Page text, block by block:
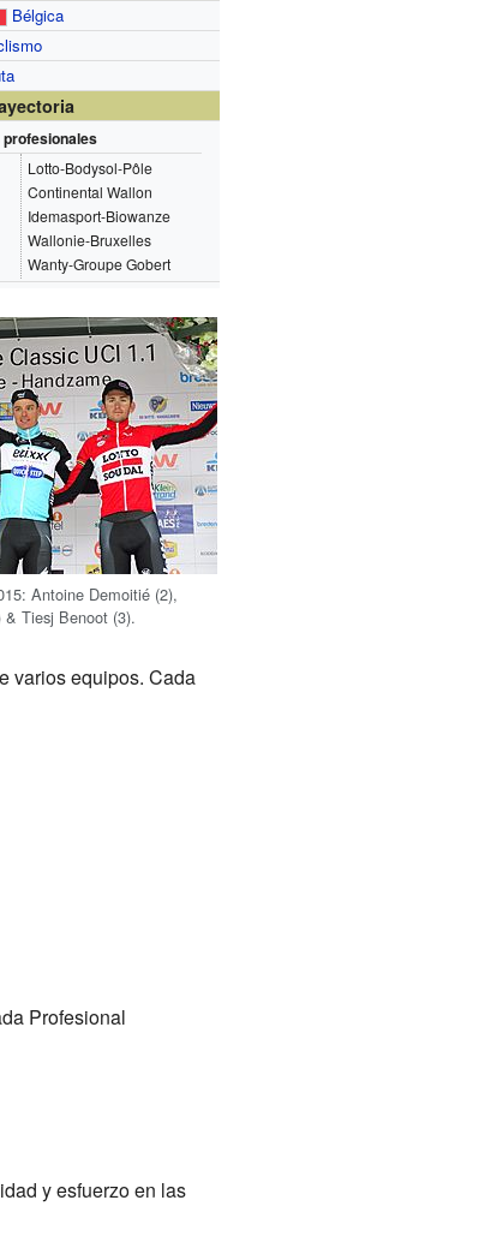
Bélgica
profesionales
Lotto-Bodysol-Pôle
Continental Wallon
Idemasport-Biowanze
Wallonie-Bruxelles
Wanty-Groupe Gobert
Antoine Demoitié (2),
& Tiesj Benoot (3).
varios equipos. Cada
Profesional
y esfuerzo en las